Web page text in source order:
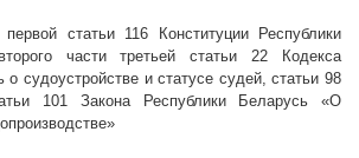
статьи 116 Конституции Республики
части третьей статьи 22 Кодекса
о судоустройстве и статусе судей, статьи 98
101 Закона Республики Беларусь «О